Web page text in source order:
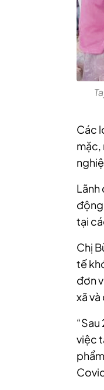
Các
mặc,
Lãnh
động
tại
Chị
tế
đơn
xã
việc